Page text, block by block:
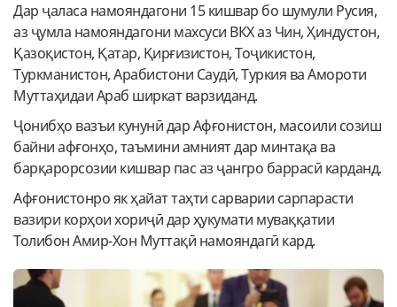
Дар ҷаласа намояндагони 15 кишвар бо шумули Русия,
аз ҷумла намояндагони махсуси ВКХ аз Чин, Ҳиндустон,
Қазоқистон, Қатар, Қирғизистон, Тоҷикистон,
Туркманистон, Арабистони Саудӣ, Туркия ва Амороти
Муттаҳидаи Араб ширкат варзиданд.
Ҷонибҳо вазъи кунунӣ дар Афғонистон, масоили созиш
байни афғонҳо, таъмини амният дар минтақа ва
барқарорсозии кишвар пас аз ҷангро баррасӣ карданд.
Афғонистонро як ҳайат таҳти сарварии сарпарасти
вазири корҳои хориҷӣ дар ҳукумати муваққатии
Толибон Амир-Хон Муттақӣ намояндагӣ кард.